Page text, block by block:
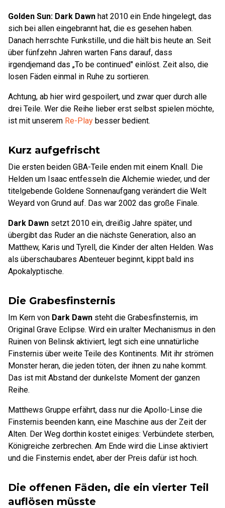
Golden Sun: Dark Dawn hat 2010 ein Ende hingelegt, das
sich bei allen eingebrannt hat, die es gesehen haben.
Danach herrschte Funkstille, und die hält bis heute an. Seit
über fünfzehn Jahren warten Fans darauf, dass
irgendjemand das „To be continued" einlöst. Zeit also, die
losen Fäden einmal in Ruhe zu sortieren.
Achtung, ab hier wird gespoilert, und zwar quer durch alle
drei Teile. Wer die Reihe lieber erst selbst spielen möchte,
ist mit unserem Re-Play besser bedient.
Kurz aufgefrischt
Die ersten beiden GBA-Teile enden mit einem Knall. Die
Helden um Isaac entfesseln die Alchemie wieder, und der
titelgebende Goldene Sonnenaufgang verändert die Welt
Weyard von Grund auf. Das war 2002 das große Finale.
Dark Dawn setzt 2010 ein, dreißig Jahre später, und
übergibt das Ruder an die nächste Generation, also an
Matthew, Karis und Tyrell, die Kinder der alten Helden. Was
als überschaubares Abenteuer beginnt, kippt bald ins
Apokalyptische.
Die Grabesfinsternis
Im Kern von Dark Dawn steht die Grabesfinsternis, im
Original Grave Eclipse. Wird ein uralter Mechanismus in den
Ruinen von Belinsk aktiviert, legt sich eine unnatürliche
Finsternis über weite Teile des Kontinents. Mit ihr strömen
Monster heran, die jeden töten, der ihnen zu nahe kommt.
Das ist mit Abstand der dunkelste Moment der ganzen
Reihe.
Matthews Gruppe erfährt, dass nur die Apollo-Linse die
Finsternis beenden kann, eine Maschine aus der Zeit der
Alten. Der Weg dorthin kostet einiges: Verbündete sterben,
Königreiche zerbrechen. Am Ende wird die Linse aktiviert
und die Finsternis endet, aber der Preis dafür ist hoch.
Die offenen Fäden, die ein vierter Teil
auflösen müsste